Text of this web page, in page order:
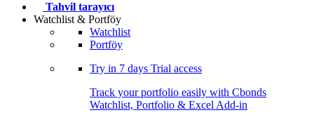
Tahvil tarayıcı
Watchlist & Portföy
Watchlist
Portföy
Try in 7 days Trial access
Track your portfolio easily with Cbonds
Watchlist, Portfolio & Excel Add-in